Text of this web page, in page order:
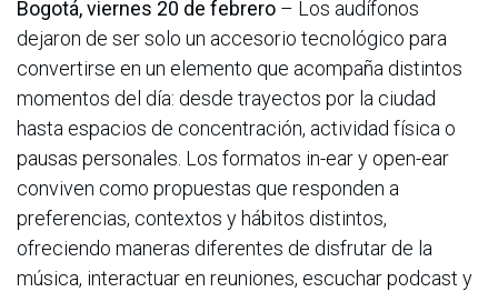
Bogotá, viernes 20 de febrero – Los audífonos
dejaron de ser solo un accesorio tecnológico para
convertirse en un elemento que acompaña distintos
momentos del día: desde trayectos por la ciudad
hasta espacios de concentración, actividad física o
pausas personales. Los formatos in-ear y open-ear
conviven como propuestas que responden a
preferencias, contextos y hábitos distintos,
ofreciendo maneras diferentes de disfrutar de la
música, interactuar en reuniones, escuchar podcast y